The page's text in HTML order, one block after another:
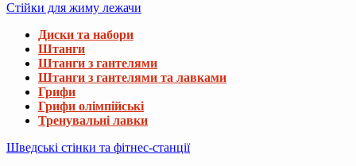
Стійки для жиму лежачи
Диски та набори
Штанги
Штанги з гантелями
Штанги з гантелями та лавками
Грифи
Грифи олімпійські
Тренувальні лавки
Шведські стінки та фітнес-станції